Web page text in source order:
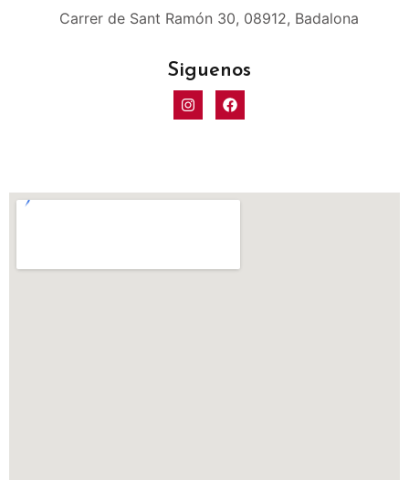
Carrer de Sant Ramón 30, 08912, Badalona
Siguenos